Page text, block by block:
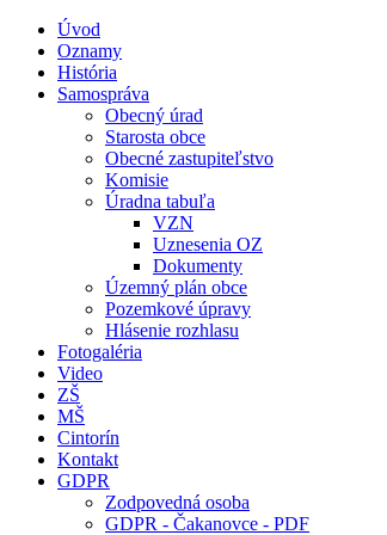
Úvod
Oznamy
História
Samospráva
Obecný úrad
Starosta obce
Obecné zastupiteľstvo
Komisie
Úradna tabuľa
VZN
Uznesenia OZ
Dokumenty
Územný plán obce
Pozemkové úpravy
Hlásenie rozhlasu
Fotogaléria
Video
ZŠ
MŠ
Cintorín
Kontakt
GDPR
Zodpovedná osoba
GDPR - Čakanovce - PDF